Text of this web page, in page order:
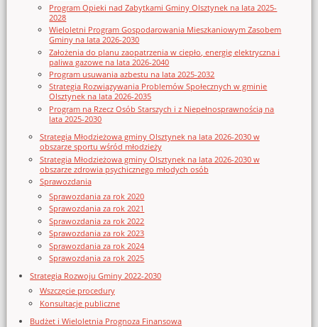
Program Opieki nad Zabytkami Gminy Olsztynek na lata 2025-
2028
Wieloletni Program Gospodarowania Mieszkaniowym Zasobem
Gminy na lata 2026-2030
Założenia do planu zaopatrzenia w ciepło, energię elektryczna i
paliwa gazowe na lata 2026-2040
Program usuwania azbestu na lata 2025-2032
Strategia Rozwiązywania Problemów Społecznych w gminie
Olsztynek na lata 2026-2035
Program na Rzecz Osób Starszych i z Niepełnosprawnością na
lata 2025-2030
Strategia Młodzieżowa gminy Olsztynek na lata 2026-2030 w
obszarze sportu wśród młodzieży
Strategia Młodzieżowa gminy Olsztynek na lata 2026-2030 w
obszarze zdrowia psychicznego młodych osób
Sprawozdania
Sprawozdania za rok 2020
Sprawozdania za rok 2021
Sprawozdania za rok 2022
Sprawozdania za rok 2023
Sprawozdania za rok 2024
Sprawozdania za rok 2025
Strategia Rozwoju Gminy 2022-2030
Wszczęcie procedury
Konsultacje publiczne
Budżet i Wieloletnia Prognoza Finansowa